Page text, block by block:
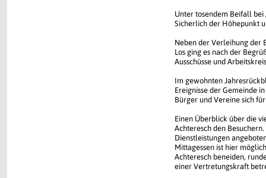
Unter tosendem Beifall bei
Sicherlich der Höhepunkt
Neben der Verleihung der
Los ging es nach der
Ausschüsse und
Im gewohnten
Ereignisse der Gemeinde
Bürger und Vereine sich
Einen Überblick über die
Achteresch den
Dienstleistungen
Mittagessen ist hier
Achteresch beneiden,
einer Vertretungskraft